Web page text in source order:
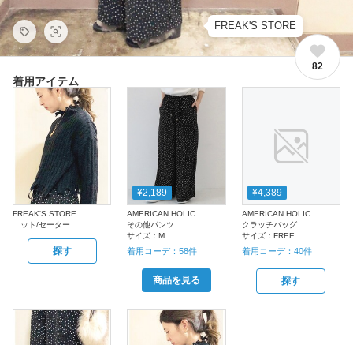
FREAK'S STORE
82
着用アイテム
FREAK'S STORE
ニット/セーター
探す
¥2,189
AMERICAN HOLIC
その他パンツ
サイズ：M
着用コーデ：58件
商品を見る
¥4,389
AMERICAN HOLIC
クラッチバッグ
サイズ： FREE
着用コーデ： 40件
探す